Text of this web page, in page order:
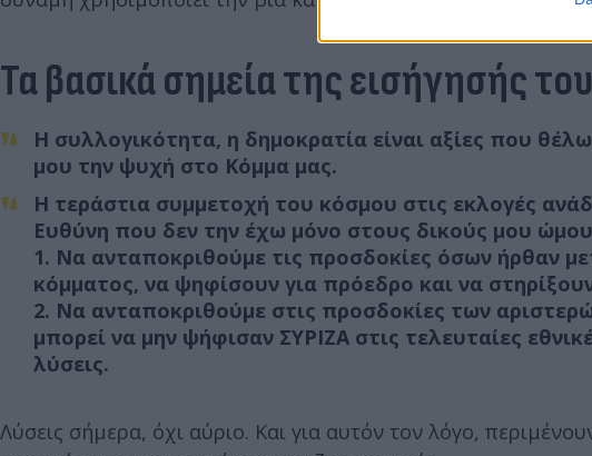
Τα βασικά σημεία της εισήγησής
Η συλλογικότητα, η δημοκρατία είναι αξίες που
μου την ψυχή στο Κόμμα μας.
Η τεράστια συμμετοχή του κόσμου στις εκλογές
Ευθύνη που δεν την έχω μόνο στους δικούς μου
1. Να ανταποκριθούμε τις προσδοκίες όσων ήρθαν
κόμματος, να ψηφίσουν για πρόεδρο και να
2. Να ανταποκριθούμε στις προσδοκίες των
μπορεί να μην ψήφισαν ΣΥΡΙΖΑ στις τελευταίες
λύσεις.
Λύσεις σήμερα, όχι αύριο. Και για αυτόν τον λόγο,